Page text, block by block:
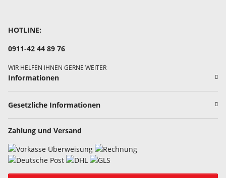
HOTLINE:
0911-42 44 89 76
WIR HELFEN IHNEN GERNE WEITER
Informationen
Gesetzliche Informationen
Zahlung und Versand